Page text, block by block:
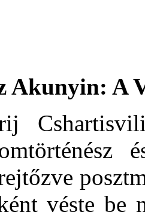
Akunyin: A
véste be